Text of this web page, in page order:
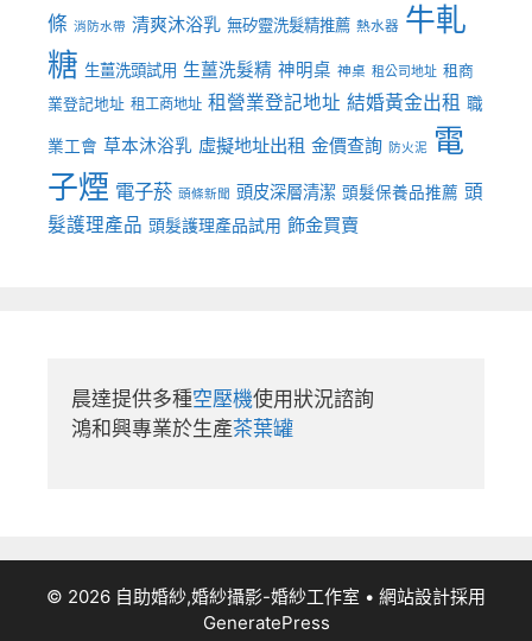
條 消防水帶 清爽沐浴乳 無矽靈洗髮精推薦 熱水器 牛軋
糖 生薑洗頭試用 生薑洗髮精 神明桌 神桌 租公司地址 租商
業登記地址 租工商地址 租營業登記地址 結婚黃金出租 職
業工會 草本沐浴乳 虛擬地址出租 金價查詢 防火泥 電
子煙 電子菸 頭條新聞 頭皮深層清潔 頭髮保養品推薦 頭
髮護理產品 頭髮護理產品試用 飾金買賣
晨達提供多種空壓機使用狀況諮詢
鴻和興專業於生產茶葉罐
© 2026 自助婚紗,婚紗攝影-婚紗工作室 • 網站設計採用
GeneratePress